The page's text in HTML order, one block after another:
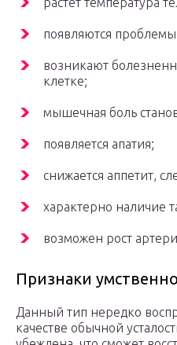
появляются
возникают
клетке;
мышечная боль
появляется апатия;
снижается аппетит,
характерно наличие
возможен рост
Признаки
Данный тип нередко
качестве обычной